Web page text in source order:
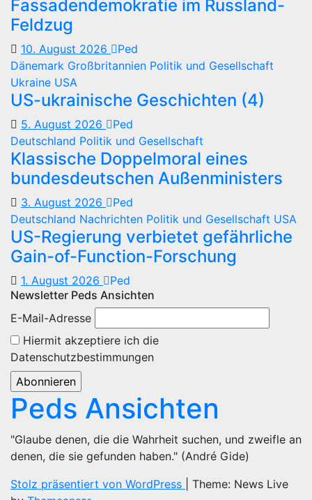
Fassadendemokratie im Russland-
Feldzug
10. August 2026
Ped
Dänemark Großbritannien Politik und Gesellschaft
Ukraine USA
US-ukrainische Geschichten (4)
5. August 2026
Ped
Deutschland Politik und Gesellschaft
Klassische Doppelmoral eines
bundesdeutschen Außenministers
3. August 2026
Ped
Deutschland Nachrichten Politik und Gesellschaft USA
US-Regierung verbietet gefährliche
Gain-of-Function-Forschung
1. August 2026
Ped
Newsletter Peds Ansichten
E-Mail-Adresse
Hiermit akzeptiere ich die
Datenschutzbestimmungen
Peds Ansichten
"Glaube denen, die die Wahrheit suchen, und zweifle an
denen, die sie gefunden haben." (André Gide)
Stolz präsentiert von WordPress
Theme: News Live